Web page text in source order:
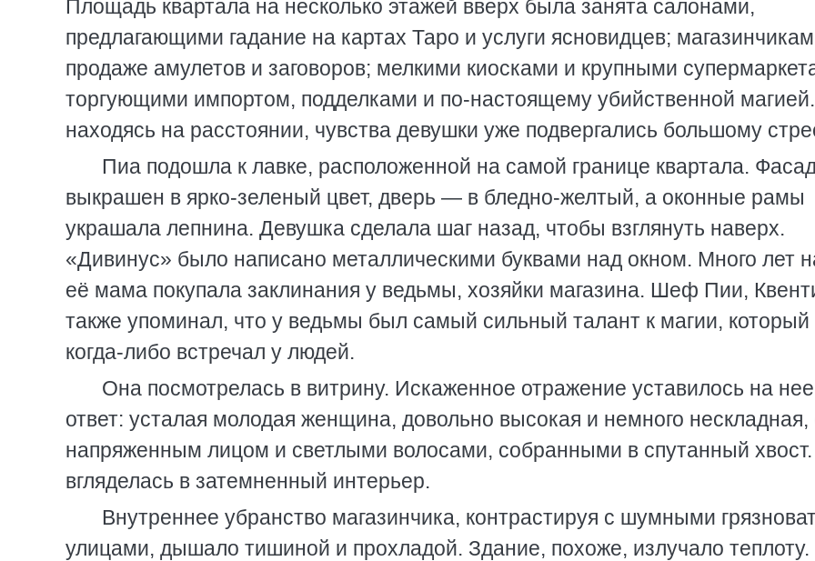
Площадь квартала на несколько этажей вверх была занята салонами,
предлагающими гадание на картах Таро и услуги ясновидцев;
продаже амулетов и заговоров; мелкими киосками и крупными
торгующими импортом, подделками и по-настоящему убийственной
находясь на расстоянии, чувства девушки уже подвергались большому
Пиа подошла к лавке, расположенной на самой границе квартала.
выкрашен в ярко-зеленый цвет, дверь — в бледно-желтый, а оконные рамы
украшала лепнина. Девушка сделала шаг назад, чтобы взглянуть наверх.
«Дивинус» было написано металлическими буквами над окном. Много лет
её мама покупала заклинания у ведьмы, хозяйки магазина. Шеф Пии,
также упоминал, что у ведьмы был самый сильный талант к магии, который
когда-либо встречал у людей.
Она посмотрелась в витрину. Искаженное отражение уставилось на
ответ: усталая молодая женщина, довольно высокая и немного нескладная,
напряженным лицом и светлыми волосами, собранными в спутанный
вгляделась в затемненный интерьер.
Внутреннее убранство магазинчика, контрастируя с шумными
улицами, дышало тишиной и прохладой. Здание, похоже, излучало теплоту.